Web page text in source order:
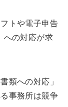
トや電子申告
への対応が求
類への対応」
事務所は競争